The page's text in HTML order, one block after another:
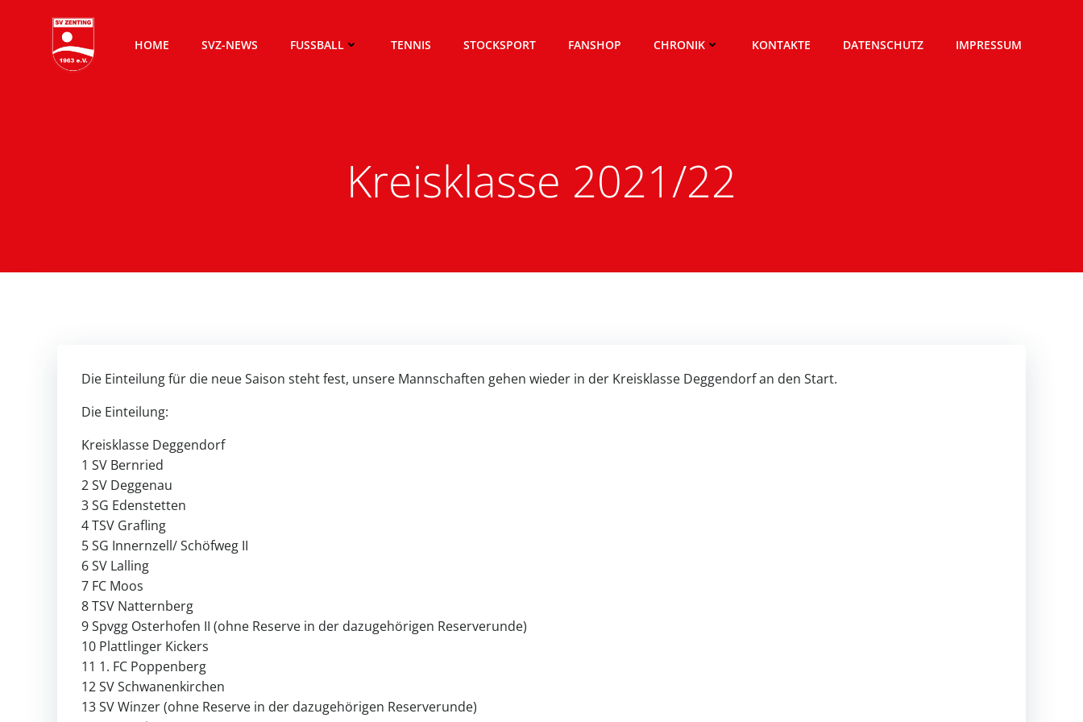
springen
HOME SVZ-NEWS FUSSBALL TENNIS STOCKSPORT FANSHOP CHRONIK KONTAKTE DATENSCHUTZ IMPRESSUM
Kreisklasse 2021/22
Die Einteilung für die neue Saison steht fest, unsere Mannschaften gehen wieder in der Kreisklasse Deggendorf an den Start.
Die Einteilung:
Kreisklasse Deggendorf
1 SV Bernried
2 SV Deggenau
3 SG Edenstetten
4 TSV Grafling
5 SG Innernzell/ Schöfweg II
6 SV Lalling
7 FC Moos
8 TSV Natternberg
9 Spvgg Osterhofen II (ohne Reserve in der dazugehörigen Reserverunde)
10 Plattlinger Kickers
11 1. FC Poppenberg
12 SV Schwanenkirchen
13 SV Winzer (ohne Reserve in der dazugehörigen Reserverunde)